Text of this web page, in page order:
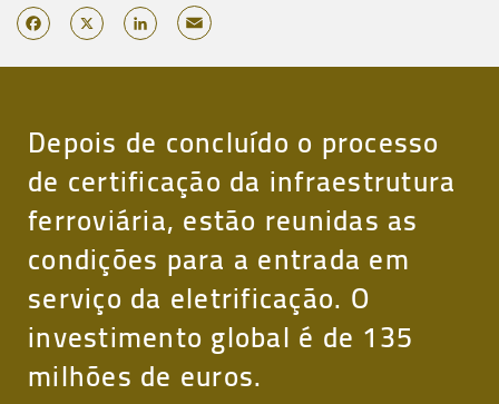
Facebook
X LinkedIn
Depois de concluído o processo
de certificação da infraestrutura
ferroviária, estão reunidas as
condições para a entrada em
serviço da eletrificação. O
investimento global é de 135
milhões de euros.